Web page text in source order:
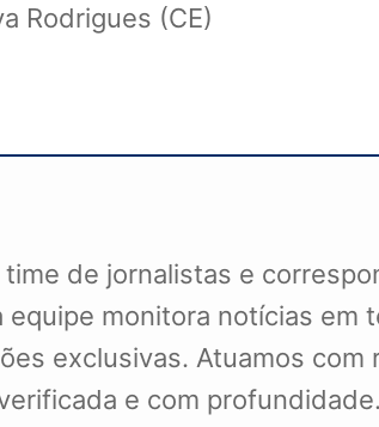
Rodrigues (CE)
de jornalistas e
monitora notícias em
exclusivas. Atuamos com
e com profundidade.